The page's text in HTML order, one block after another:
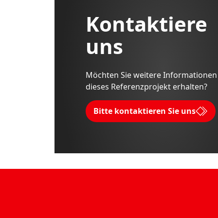
Kontaktiere
uns
Möchten Sie weitere
dieses Referenzprojekt erhalten?
Bitte kontaktieren Sie uns